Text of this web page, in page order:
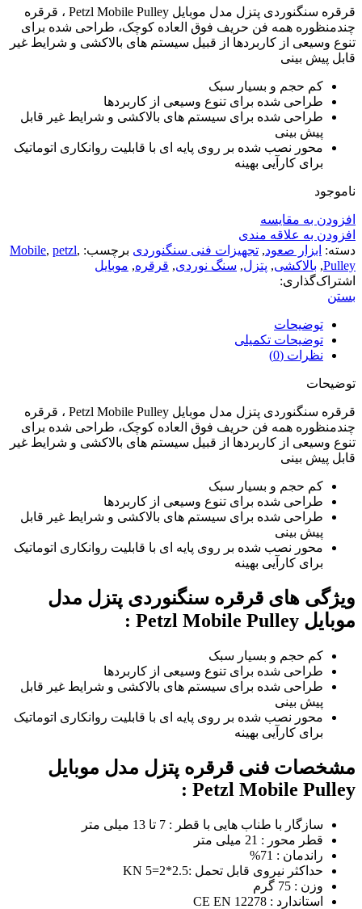
قرقره سنگنوردی پتزل مدل موبایل Petzl Mobile Pulley ، قرقره
چندمنظوره همه فن حریف فوق العاده کوچک، طراحی شده برای
تنوع وسیعی از کاربردها از قبیل سیستم های بالاکشی و شرایط غیر
قابل پیش بینی
کم حجم و بسیار سبک
طراحی شده برای تنوع وسیعی از کاربردها
طراحی شده برای سیستم های بالاکشی و شرایط غیر قابل
پیش بینی
محور نصب شده بر روی پایه ای با قابلیت روانکاری اتوماتیک
برای کارآیی بهینه
ناموجود
افزودن به مقایسه
افزودن به علاقه مندی
دسته: ابزار صعود, تجهیزات فنی سنگنوردی برچسب: Mobile, petzl,
Pulley
, بالاکشی, پتزل, سنگ نوردی, قرقره, موبایل
اشتراک‌گذاری:
بستن
توضیحات
توضیحات تکمیلی
نظرات (0)
توضیحات
قرقره سنگنوردی پتزل مدل موبایل Petzl Mobile Pulley ، قرقره
چندمنظوره همه فن حریف فوق العاده کوچک، طراحی شده برای
تنوع وسیعی از کاربردها از قبیل سیستم های بالاکشی و شرایط غیر
قابل پیش بینی
کم حجم و بسیار سبک
طراحی شده برای تنوع وسیعی از کاربردها
طراحی شده برای سیستم های بالاکشی و شرایط غیر قابل
پیش بینی
محور نصب شده بر روی پایه ای با قابلیت روانکاری اتوماتیک
برای کارآیی بهینه
ویژگی های قرقره سنگنوردی پتزل مدل
موبایل Petzl Mobile Pulley :
کم حجم و بسیار سبک
طراحی شده برای تنوع وسیعی از کاربردها
طراحی شده برای سیستم های بالاکشی و شرایط غیر قابل
پیش بینی
محور نصب شده بر روی پایه ای با قابلیت روانکاری اتوماتیک
برای کارآیی بهینه
مشخصات فنی قرقره پتزل مدل موبایل
Petzl Mobile Pulley :
سازگار با طناب هایی با قطر : 7 تا 13 میلی متر
قطر محور : 21 میلی متر
راندمان : 71%
حداکثر نیروی قابل تحمل :2.5*2=5 KN
وزن : 75 گرم
استاندارد : CE EN 12278